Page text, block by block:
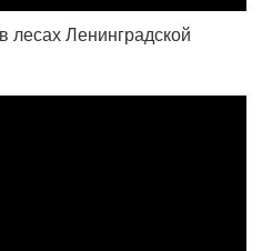
лесах Ленинградской